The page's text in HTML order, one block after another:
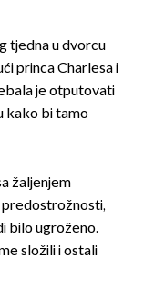
tjedna u dvorcu
princa Charlesa i
je otputovati
kako bi tamo
žaljenjem
bilo ugroženo.
složili i ostali